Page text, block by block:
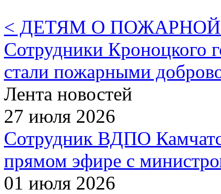
< ДЕТЯМ О
Сотрудники Кроноцкого
стали пожарными
Лента новостей
27 июля 2026
Сотрудник ВДПО
прямом эфире с
01 июля 2026